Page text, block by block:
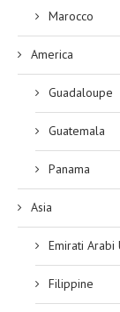
Marocco
America
Guadaloupe
Guatemala
Panama
Asia
Emirati Arabi
Filippine